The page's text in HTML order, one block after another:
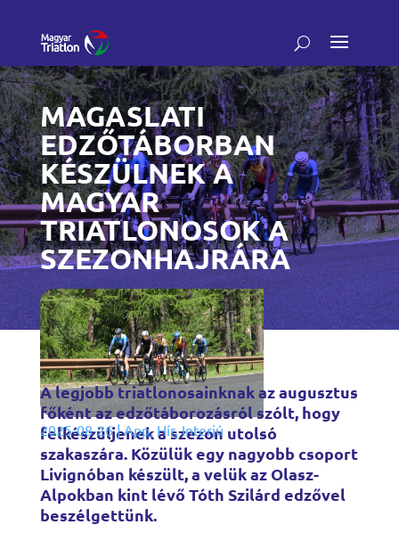
MAGASLATI
EDZŐTÁBORBAN
KÉSZÜLNEK A
MAGYAR
TRIATLONOSOK A
SZEZONHAJRÁRA
2025-08-26|App, Hír,Interjú
A legjobb triatlonosainknak az augusztus
főként az edzőtáborozásról szólt, hogy
felkészüljenek a szezon utolsó
szakaszára. Közülük egy nagyobb csoport
Livignóban készült, a velük az Olasz-
Alpokban kint lévő Tóth Szilárd edzővel
beszélgettünk.